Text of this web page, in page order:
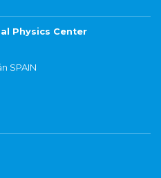
Physics Center
SPAIN